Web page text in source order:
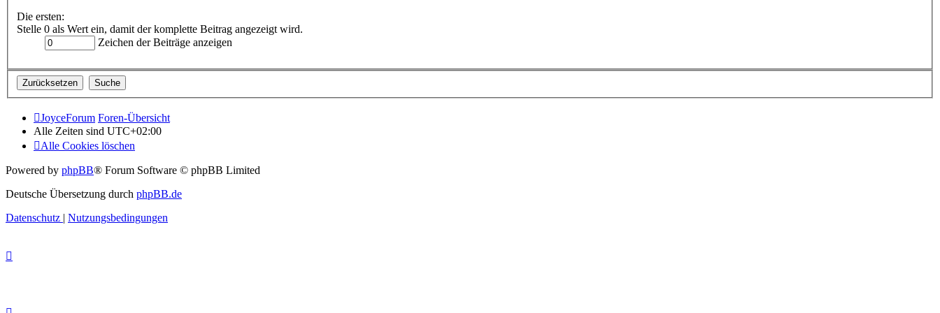
Die ersten:
Stelle 0 als Wert ein, damit der komplette Beitrag angezeigt wird.
Zeichen der Beiträge anzeigen
JoyceForum Foren-Übersicht
Alle Zeiten sind UTC+02:00
Alle Cookies löschen
Powered by phpBB® Forum Software © phpBB Limited
Deutsche Übersetzung durch phpBB.de
Datenschutz | Nutzungsbedingungen